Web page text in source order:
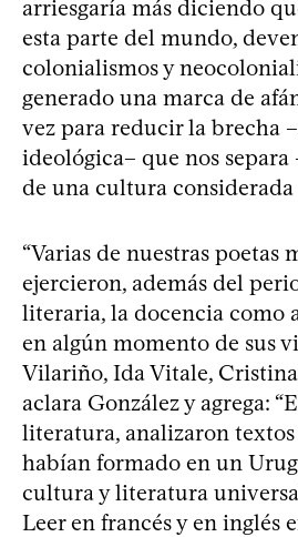
arriesgaría más diciendo
esta parte del mundo,
colonialismos y
generado una marca de
vez para reducir la brecha
ideológica– que nos separa
de una cultura considerada
“Varias de nuestras poetas
ejercieron, además del
literaria, la docencia como
en algún momento de sus
Vilariño, Ida Vitale, Cristina
aclara González y agrega:
literatura, analizaron
habían formado en un
cultura y literatura
Leer en francés y en inglés